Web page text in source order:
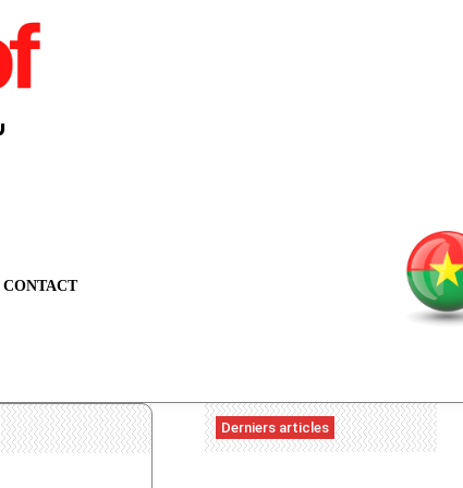
CONTACT
Derniers articles